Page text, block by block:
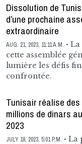
Dissolution de
d’une prochaine
extraordinaire
AUG. 21, 2023, 11:11 A.M.
La
cette assemblée
lumière les défis
confrontée.
Tunisair réalise des
millions de dinars
2023
JULY 18, 2023, 5:01 P.M.
La